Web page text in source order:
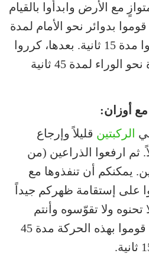
مع الأرض وابدأوا بالقيام
بدوائر نحو الأمام لمدة
45 ثانية تقريباً ثم ارتاحوا مدة 15 ثانية. بعدها، كرروا
التمرين لكن هذه المرة نحو الوراء لمدة 45 ثانية
مع أوزان:
الركبتين قليلاً وإرجاع
ثم ارفعوا الذراعين (من
يمكنكم أن تنفذوها مع
على إستقامة ظهركم جيداً
تحنوه ولا تقوّسوه وأنتم
تمارسون هذا التمرين. قوموا بهذه الحركة مدة 45